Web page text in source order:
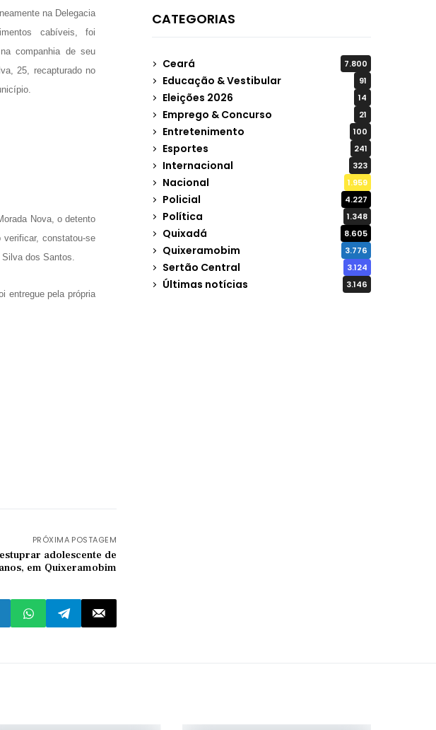
na Delegacia
cabíveis, foi
companhia de seu
25, recapturado no
Nova, o detento
verificar, constatou-se
dos Santos.
entregue pela própria
PRÓXIMA POSTAGEM
adolescente de
em Quixeramobim
CATEGORIAS
Ceará 7.800
Educação & Vestibular 91
Eleições 2026 14
Emprego & Concurso 21
Entretenimento 100
Esportes 241
Internacional 323
Nacional 1.959
Policial 4.227
Política 1.348
Quixadá 8.605
Quixeramobim 3.776
Sertão Central 3.124
Últimas notícias 3.146